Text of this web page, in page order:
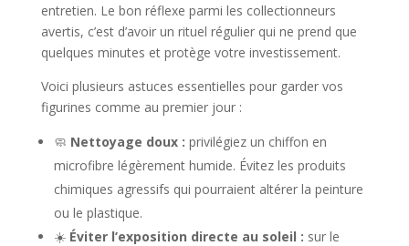
entretien. Le bon réflexe parmi les collectionneurs
avertis, c’est d’avoir un rituel régulier qui ne prend que
quelques minutes et protège votre investissement.
Voici plusieurs astuces essentielles pour garder vos
figurines comme au premier jour :
🧼 Nettoyage doux : privilégiez un chiffon en
microfibre légèrement humide. Évitez les produits
chimiques agressifs qui pourraient altérer la peinture
ou le plastique.
☀️ Éviter l’exposition directe au soleil : sur le